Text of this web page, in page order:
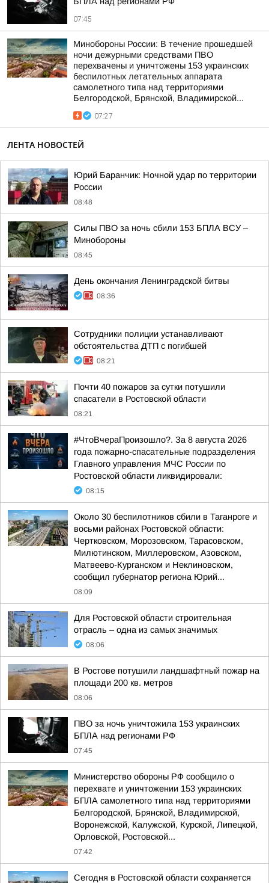
07:45
Минобороны России: В течение прошедшей
ночи дежурными средствами ПВО
перехвачены и уничтожены 153 украинских
беспилотных летательных аппарата
самолетного типа над территориями
Белгородской, Брянской, Владимирской...
07:27
ЛЕНТА НОВОСТЕЙ
Юрий Баранчик: Ночной удар по территории
России
08:48
Силы ПВО за ночь сбили 153 БПЛА ВСУ –
Минобороны
08:45
День окончания Ленинградской битвы
08:36
Сотрудники полиции устанавливают
обстоятельства ДТП с погибшей
08:21
Почти 40 пожаров за сутки потушили
спасатели в Ростовской области
08:21
#ЧтоВчераПроизошло?. За 8 августа 2026
года пожарно-спасательные подразделения
Главного управления МЧС России по
Ростовской области ликвидировали:
08:15
Около 30 беспилотников сбили в Таганроге и
восьми районах Ростовской области:
Чертковском, Морозовском, Тарасовском,
Милютинском, Миллеровском, Азовском,
Матвеево-Курганском и Неклиновском,
сообщил губернатор региона Юрий...
08:09
Для Ростовской области строительная
отрасль – одна из самых значимых
08:06
В Ростове потушили ландшафтный пожар на
площади 200 кв. метров
08:06
ПВО за ночь уничтожила 153 украинских
БПЛА над регионами РФ
07:45
Министерство обороны РФ сообщило о
перехвате и уничтожении 153 украинских
БПЛА самолетного типа над территориями
Белгородской, Брянской, Владимирской,
Воронежской, Калужской, Курской, Липецкой,
Орловской, Ростовской...
07:42
Сегодня в Ростовской области сохраняется